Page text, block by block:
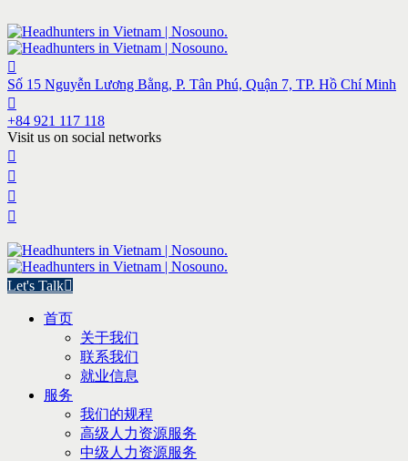
Số 15 Nguyễn Lương Bằng, P. Tân Phú, Quận 7, TP. Hồ Chí Minh
+84 921 117 118
Visit us on social networks
Let's Talk
首页
关于我们
联系我们
就业信息
服务
我们的规程
高级人力资源服务
中级人力资源服务